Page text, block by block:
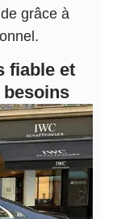
grâce à
fiable et